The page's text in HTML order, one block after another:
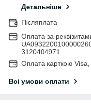
Детальніше
Післяплата
Оплата за
3120404971
Оплата карткою
Всі умови оплати